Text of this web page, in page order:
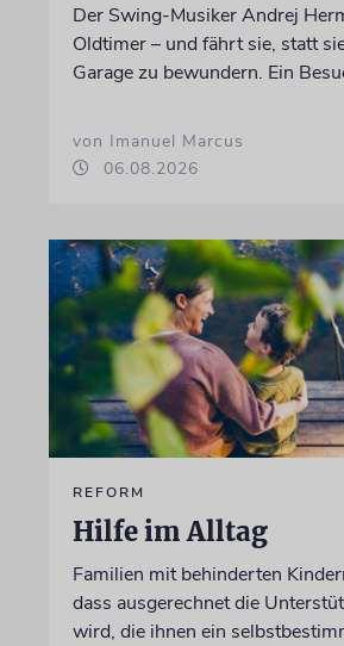
Der Swing-Musiker Andrej
Oldtimer – und fährt sie, statt
Garage zu bewundern. Ein
von Imanuel Marcus
06.08.2026
REFORM
Hilfe im Alltag
Familien mit behinderten
dass ausgerechnet die
wird, die ihnen ein